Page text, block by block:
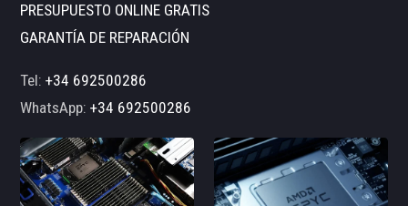
PRESUPUESTO ONLINE GRATIS
GARANTÍA DE REPARACIÓN
Tel:+34 692500286
WhatsApp:+34 692500286